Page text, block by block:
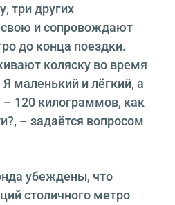
три других
и сопровождают
до конца поездки.
коляску во время
маленький и лёгкий, а
– 120 килограммов, как
– задаётся вопросом
убеждены, что
столичного метро